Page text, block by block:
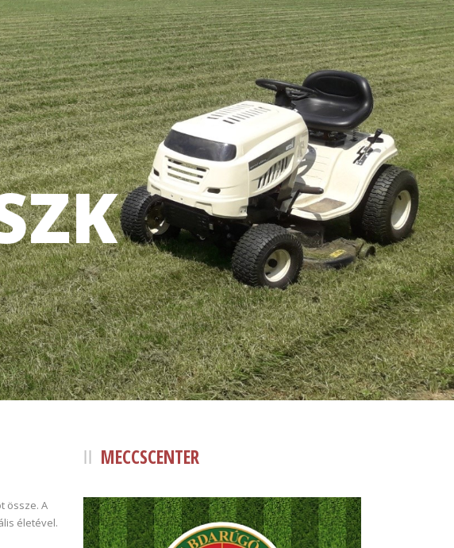
össze. A
életével.
MECCSCENTER